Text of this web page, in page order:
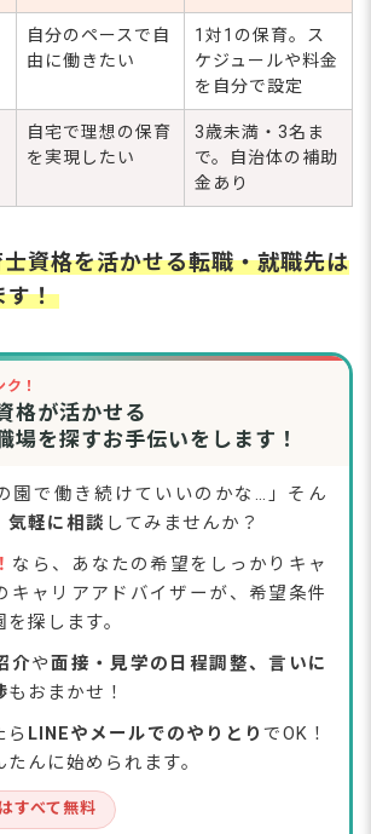
自分のペースで自
由に働きたい
1対1の保育。ス
ケジュールや料金
を自分で設定
自宅で理想の保育
を実現したい
3歳未満・3名ま
で。自治体の補助
金あり
士資格を活かせる転職・就職先は
す！
！
格が活かせる
場を探すお手伝いをします！
園で働き続けていいのかな…」そん
気軽に相談 してみませんか？
なら、あなたの希望をしっかりキャ
キャリアアドバイザーが、希望条件
探します。
介や面接・見学の日程調整、言いに
もおまかせ！
ら LINEやメールでのやりとり でOK！
んに始められます。
すべて無料